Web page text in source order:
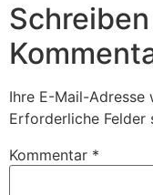
Ihre E-Mail-
Erforderliche Felder
Kommentar *